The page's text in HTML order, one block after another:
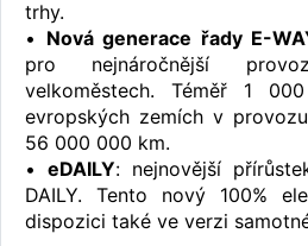
trhy.
• Nová generace řady E-
pro nejnáročnější
velkoměstech. Téměř 1
evropských zemích v
56 000 000 km.
• eDAILY: nejnovější
DAILY. Tento nový 100%
dispozici také ve verzi